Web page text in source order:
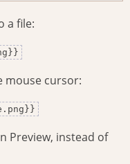
a file:
mouse cursor:
Preview, instead of